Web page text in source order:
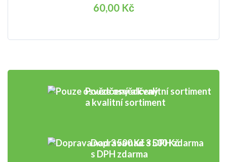
60,00 Kč
Pouze osvědčený
a kvalitní sortiment
Doprava nad 3 500 Kč
s DPH zdarma